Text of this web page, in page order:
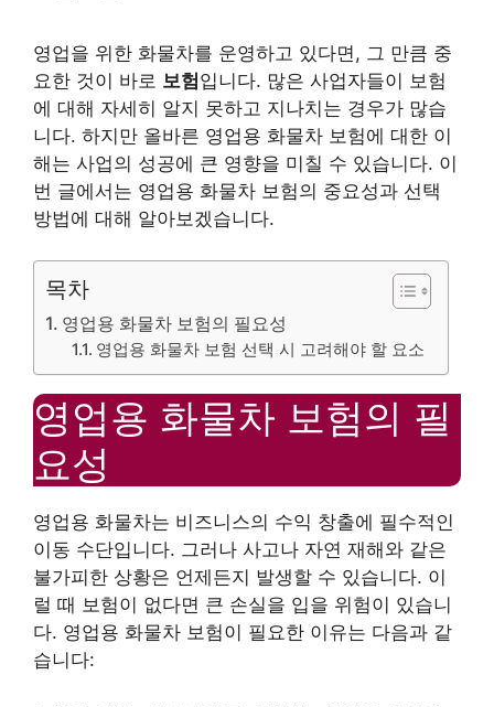
영업을 위한 화물차를 운영하고 있다면, 그 만큼 중
요한 것이 바로 보험입니다. 많은 사업자들이 보험
에 대해 자세히 알지 못하고 지나치는 경우가 많습
니다. 하지만 올바른 영업용 화물차 보험에 대한 이
해는 사업의 성공에 큰 영향을 미칠 수 있습니다. 이
번 글에서는 영업용 화물차 보험의 중요성과 선택
방법에 대해 알아보겠습니다.
목차
영업용 화물차 보험의 필요성
영업용 화물차 보험 선택 시 고려해야 할 요소
영업용 화물차 보험의 필
요성
영업용 화물차는 비즈니스의 수익 창출에 필수적인
이동 수단입니다. 그러나 사고나 자연 재해와 같은
불가피한 상황은 언제든지 발생할 수 있습니다. 이
럴 때 보험이 없다면 큰 손실을 입을 위험이 있습니
다. 영업용 화물차 보험이 필요한 이유는 다음과 같
습니다: